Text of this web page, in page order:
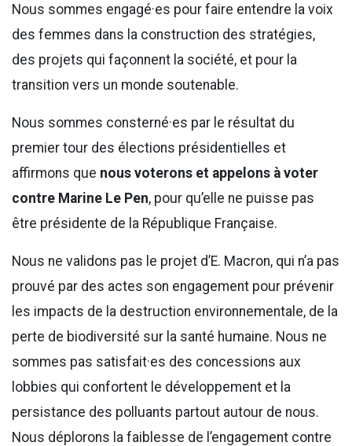
Nous sommes engagé·es pour faire entendre la voix
des femmes dans la construction des stratégies,
des projets qui façonnent la société, et pour la
transition vers un monde soutenable.
Nous sommes consterné·es par le résultat du
premier tour des élections présidentielles et
affirmons que nous voterons et appelons à voter
contre Marine Le Pen, pour qu’elle ne puisse pas
être présidente de la République Française.
Nous ne validons pas le projet d’E. Macron, qui n’a pas
prouvé par des actes son engagement pour prévenir
les impacts de la destruction environnementale, de la
perte de biodiversité sur la santé humaine. Nous ne
sommes pas satisfait·es des concessions aux
lobbies qui confortent le développement et la
persistance des polluants partout autour de nous.
Nous déplorons la faiblesse de l’engagement contre